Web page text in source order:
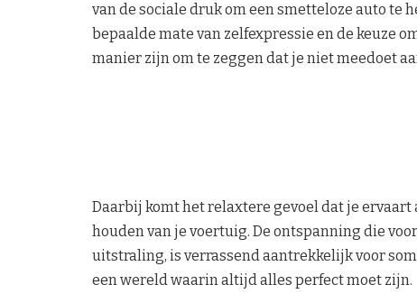
van de sociale druk om een smetteloze auto te
bepaalde mate van zelfexpressie en de keuze
manier zijn om te zeggen dat je niet meedoet
Daarbij komt het relaxtere gevoel dat je
houden van je voertuig. De ontspanning die
uitstraling, is verrassend aantrekkelijk voor
een wereld waarin altijd alles perfect moet zijn.